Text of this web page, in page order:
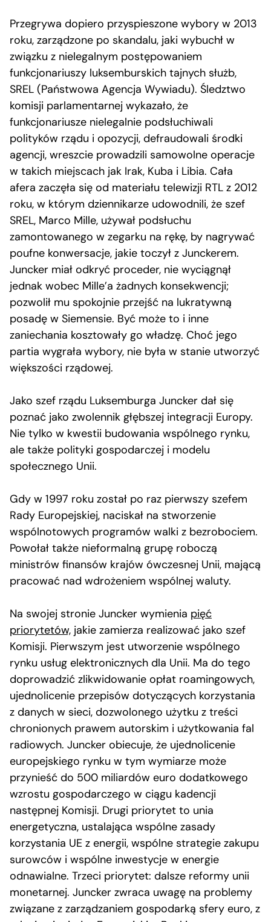
Przegrywa dopiero przyspieszone wybory w 2013
roku, zarządzone po skandalu, jaki wybuchł w
związku z nielegalnym postępowaniem
funkcjonariuszy luksemburskich tajnych służb,
SREL (Państwowa Agencja Wywiadu). Śledztwo
komisji parlamentarnej wykazało, że
funkcjonariusze nielegalnie podsłuchiwali
polityków rządu i opozycji, defraudowali środki
agencji, wreszcie prowadzili samowolne operacje
w takich miejscach jak Irak, Kuba i Libia. Cała
afera zaczęła się od materiału telewizji RTL z 2012
roku, w którym dziennikarze udowodnili, że szef
SREL, Marco Mille, używał podsłuchu
zamontowanego w zegarku na rękę, by nagrywać
poufne konwersacje, jakie toczył z Junckerem.
Juncker miał odkryć proceder, nie wyciągnął
jednak wobec Mille’a żadnych konsekwencji;
pozwolił mu spokojnie przejść na lukratywną
posadę w Siemensie. Być może to i inne
zaniechania kosztowały go władzę. Choć jego
partia wygrała wybory, nie była w stanie utworzyć
większości rządowej.
Jako szef rządu Luksemburga Juncker dał się
poznać jako zwolennik głębszej integracji Europy.
Nie tylko w kwestii budowania wspólnego rynku,
ale także polityki gospodarczej i modelu
społecznego Unii.
Gdy w 1997 roku został po raz pierwszy szefem
Rady Europejskiej, naciskał na stworzenie
wspólnotowych programów walki z bezrobociem.
Powołał także nieformalną grupę roboczą
ministrów finansów krajów ówczesnej Unii, mającą
pracować nad wdrożeniem wspólnej waluty.
Na swojej stronie Juncker wymienia pięć
priorytetów, jakie zamierza realizować jako szef
Komisji. Pierwszym jest utworzenie wspólnego
rynku usług elektronicznych dla Unii. Ma do tego
doprowadzić zlikwidowanie opłat roamingowych,
ujednolicenie przepisów dotyczących korzystania
z danych w sieci, dozwolonego użytku z treści
chronionych prawem autorskim i użytkowania fal
radiowych. Juncker obiecuje, że ujednolicenie
europejskiego rynku w tym wymiarze może
przynieść do 500 miliardów euro dodatkowego
wzrostu gospodarczego w ciągu kadencji
następnej Komisji. Drugi priorytet to unia
energetyczna, ustalająca wspólne zasady
korzystania UE z energii, wspólne strategie zakupu
surowców i wspólne inwestycje w energie
odnawialne. Trzeci priorytet: dalsze reformy unii
monetarnej. Juncker zwraca uwagę na problemy
związane z zarządzaniem gospodarką sfery euro, z